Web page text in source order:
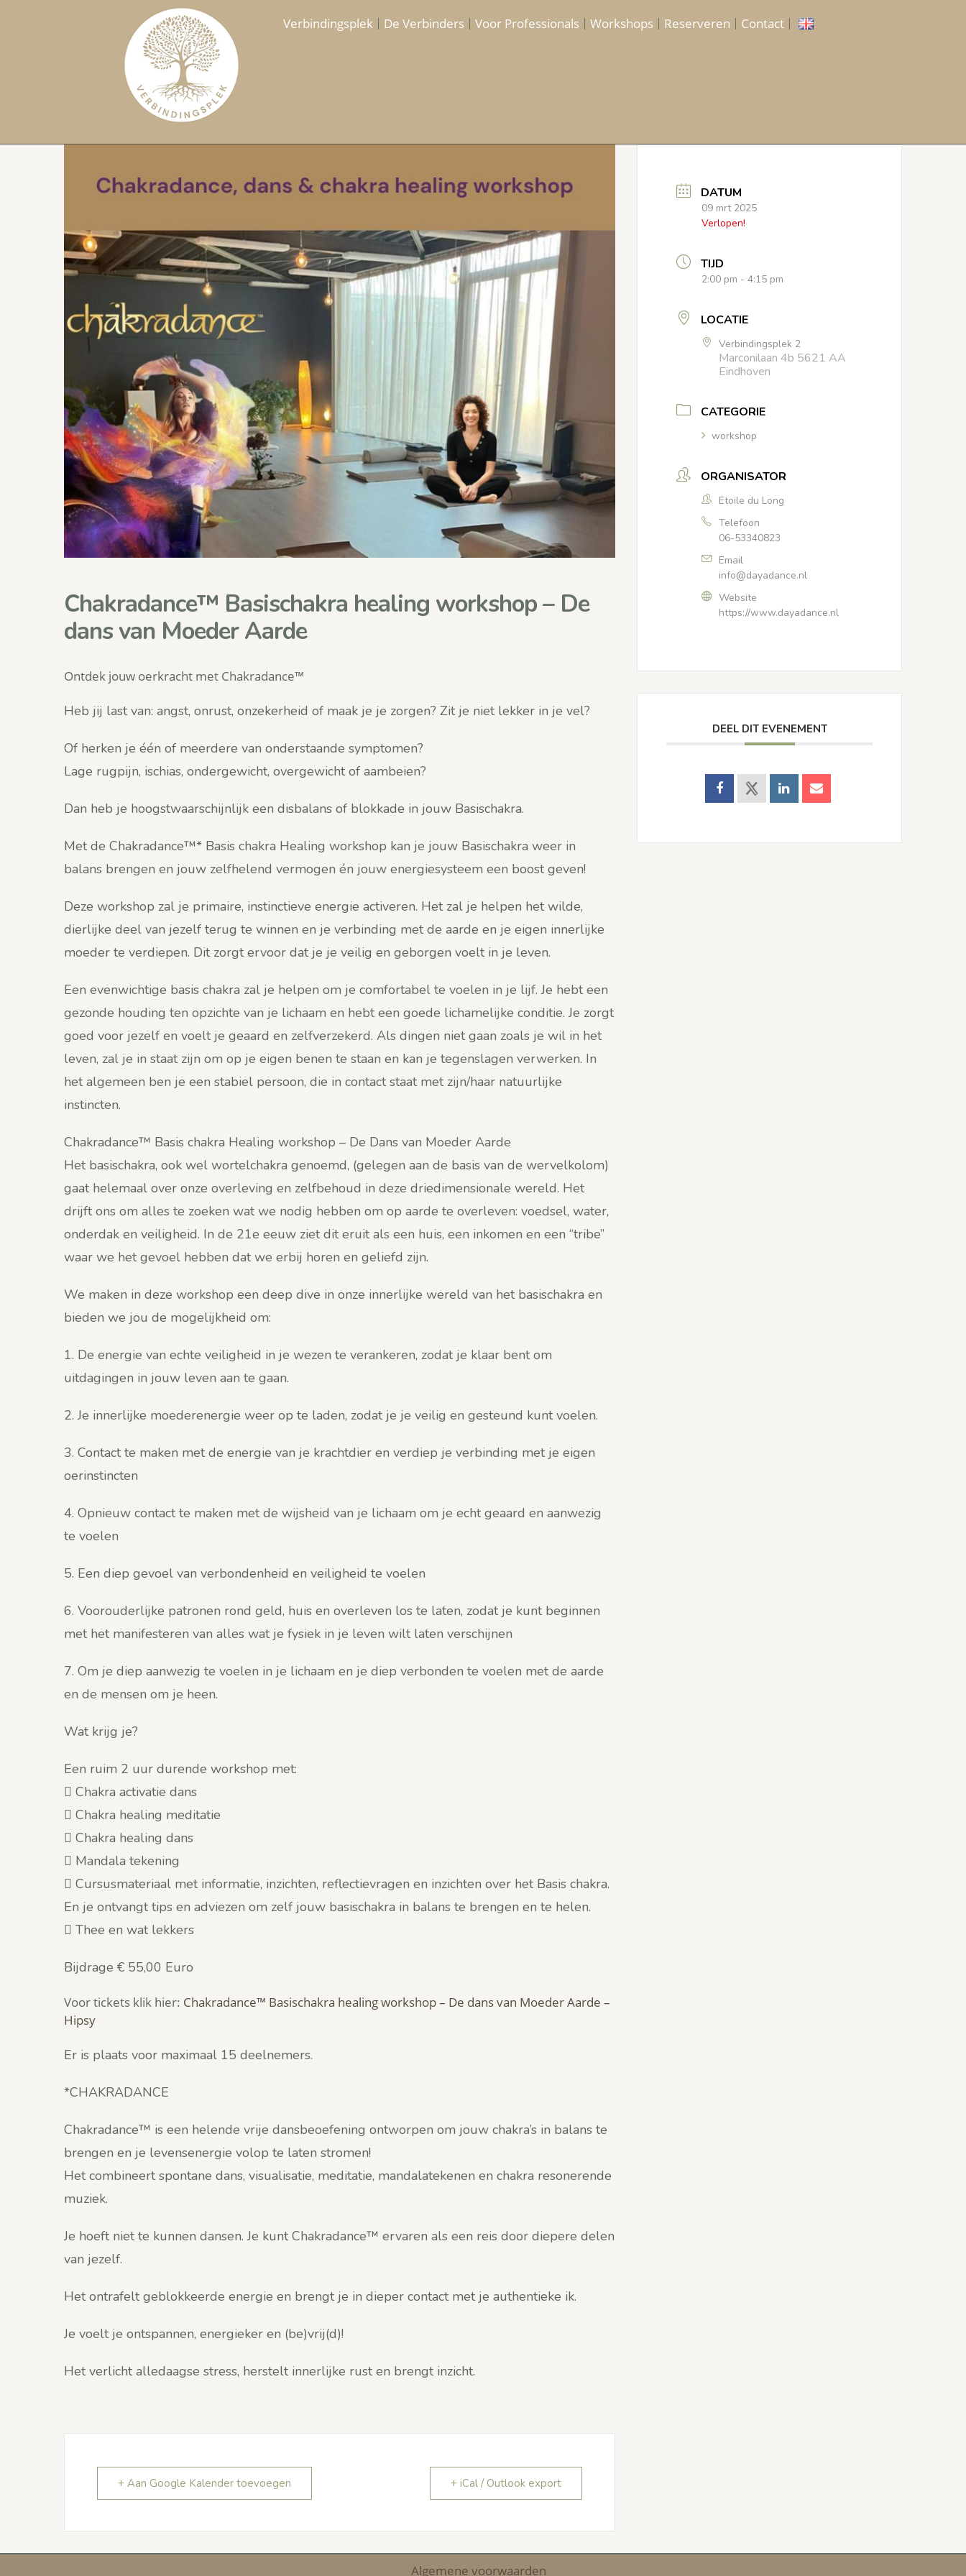
Verbindingsplek De Verbinders Voor Professionals Workshops Reserveren Contact
Chakradance™ Basischakra healing workshop – De
dans van Moeder Aarde
Ontdek jouw oerkracht met Chakradance™
Heb jij last van: angst, onrust, onzekerheid of maak je je zorgen? Zit je niet lekker in je vel?
Of herken je één of meerdere van onderstaande symptomen?
Lage rugpijn, ischias, ondergewicht, overgewicht of aambeien?
Dan heb je hoogstwaarschijnlijk een disbalans of blokkade in jouw Basischakra.
Met de Chakradance™* Basis chakra Healing workshop kan je jouw Basischakra weer in
balans brengen en jouw zelfhelend vermogen én jouw energiesysteem een boost geven!
Deze workshop zal je primaire, instinctieve energie activeren. Het zal je helpen het wilde,
dierlijke deel van jezelf terug te winnen en je verbinding met de aarde en je eigen innerlijke
moeder te verdiepen. Dit zorgt ervoor dat je je veilig en geborgen voelt in je leven.
Een evenwichtige basis chakra zal je helpen om je comfortabel te voelen in je lijf. Je hebt een
gezonde houding ten opzichte van je lichaam en hebt een goede lichamelijke conditie. Je zorgt
goed voor jezelf en voelt je geaard en zelfverzekerd. Als dingen niet gaan zoals je wil in het
leven, zal je in staat zijn om op je eigen benen te staan en kan je tegenslagen verwerken. In
het algemeen ben je een stabiel persoon, die in contact staat met zijn/haar natuurlijke
instincten.
Chakradance™ Basis chakra Healing workshop – De Dans van Moeder Aarde
Het basischakra, ook wel wortelchakra genoemd, (gelegen aan de basis van de wervelkolom)
gaat helemaal over onze overleving en zelfbehoud in deze driedimensionale wereld. Het
drijft ons om alles te zoeken wat we nodig hebben om op aarde te overleven: voedsel, water,
onderdak en veiligheid. In de 21e eeuw ziet dit eruit als een huis, een inkomen en een “tribe”
waar we het gevoel hebben dat we erbij horen en geliefd zijn.
We maken in deze workshop een deep dive in onze innerlijke wereld van het basischakra en
bieden we jou de mogelijkheid om:
1. De energie van echte veiligheid in je wezen te verankeren, zodat je klaar bent om
uitdagingen in jouw leven aan te gaan.
2. Je innerlijke moederenergie weer op te laden, zodat je je veilig en gesteund kunt voelen.
3. Contact te maken met de energie van je krachtdier en verdiep je verbinding met je eigen
oerinstincten
4. Opnieuw contact te maken met de wijsheid van je lichaam om je echt geaard en aanwezig
te voelen
5. Een diep gevoel van verbondenheid en veiligheid te voelen
6. Voorouderlijke patronen rond geld, huis en overleven los te laten, zodat je kunt beginnen
met het manifesteren van alles wat je fysiek in je leven wilt laten verschijnen
7. Om je diep aanwezig te voelen in je lichaam en je diep verbonden te voelen met de aarde
en de mensen om je heen.
Wat krijg je?
Een ruim 2 uur durende workshop met:
 Chakra activatie dans
 Chakra healing meditatie
 Chakra healing dans
 Mandala tekening
 Cursusmateriaal met informatie, inzichten, reflectievragen en inzichten over het Basis chakra.
En je ontvangt tips en adviezen om zelf jouw basischakra in balans te brengen en te helen.
 Thee en wat lekkers
Bijdrage € 55,00 Euro
Voor tickets klik hier: Chakradance™ Basischakra healing workshop – De dans van Moeder Aarde –
Hipsy
Er is plaats voor maximaal 15 deelnemers.
*CHAKRADANCE
Chakradance™ is een helende vrije dansbeoefening ontworpen om jouw chakra’s in balans te
brengen en je levensenergie volop te laten stromen!
Het combineert spontane dans, visualisatie, meditatie, mandalatekenen en chakra resonerende
muziek.
Je hoeft niet te kunnen dansen. Je kunt Chakradance™ ervaren als een reis door diepere delen
van jezelf.
Het ontrafelt geblokkeerde energie en brengt je in dieper contact met je authentieke ik.
Je voelt je ontspannen, energieker en (be)vrij(d)!
Het verlicht alledaagse stress, herstelt innerlijke rust en brengt inzicht.
+ Aan Google Kalender toevoegen + iCal / Outlook export
DATUM
09 mrt 2025
Verlopen!
TIJD
2:00 pm - 4:15 pm
LOCATIE
Verbindingsplek 2
Marconilaan 4b 5621 AA
Eindhoven
CATEGORIE
workshop
ORGANISATOR
Etoile du Long
Telefoon
06-53340823
Email
info@dayadance.nl
Website
https://www.dayadance.nl
DEEL DIT EVENEMENT
Algemene voorwaarden